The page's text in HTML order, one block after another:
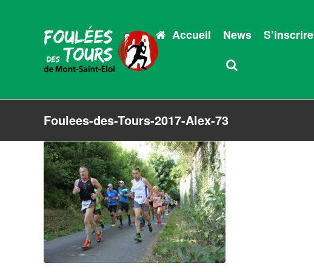
Accueil News S’inscrire
Foulees-des-Tours-2017-Alex-73